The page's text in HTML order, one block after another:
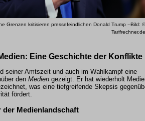
Grenzen kritisieren pressefeindlichen Donald Trump --Bild: ©
Tarifrechner.de
Eine Geschichte der Konflikte
seiner Amtszeit und auch im Wahlkampf eine
den Medien gezeigt. Er hat wiederholt
was eine tiefgreifende Skepsis
fördert.
der Medienlandschaft